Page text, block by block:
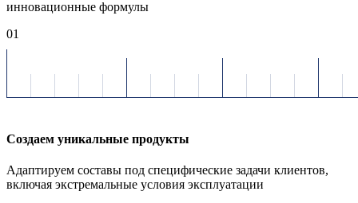
инновационные формулы
01
Создаем уникальные продукты
Адаптируем составы под специфические задачи клиентов,
включая экстремальные условия эксплуатации